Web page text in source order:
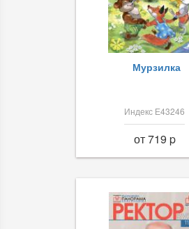
Мурзилка
Индекс Е43246
от 719 p